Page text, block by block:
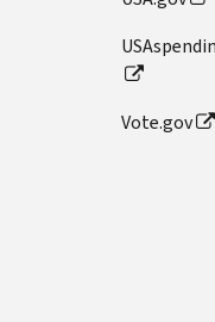
Vote.gov